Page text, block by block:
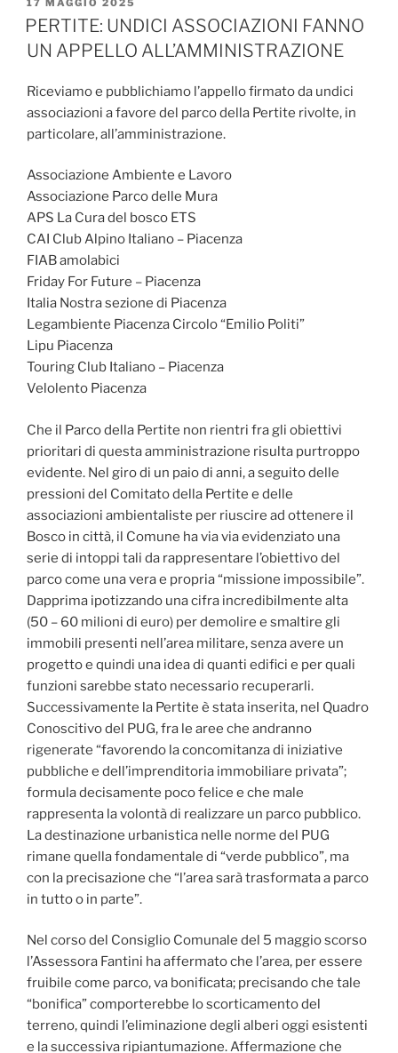
IL
17 MAGGIO 2025
PERTITE: UNDICI ASSOCIAZIONI FANNO
UN APPELLO ALL’AMMINISTRAZIONE
Riceviamo e pubblichiamo l’appello firmato da undici
associazioni a favore del parco della Pertite rivolte, in
particolare, all’amministrazione.
Associazione Ambiente e Lavoro
Associazione Parco delle Mura
APS La Cura del bosco ETS
CAI Club Alpino Italiano – Piacenza
FIAB amolabici
Friday For Future – Piacenza
Italia Nostra sezione di Piacenza
Legambiente Piacenza Circolo “Emilio Politi”
Lipu Piacenza
Touring Club Italiano – Piacenza
Velolento Piacenza
Che il Parco della Pertite non rientri fra gli obiettivi
prioritari di questa amministrazione risulta purtroppo
evidente. Nel giro di un paio di anni, a seguito delle
pressioni del Comitato della Pertite e delle
associazioni ambientaliste per riuscire ad ottenere il
Bosco in città, il Comune ha via via evidenziato una
serie di intoppi tali da rappresentare l’obiettivo del
parco come una vera e propria “missione impossibile”.
Dapprima ipotizzando una cifra incredibilmente alta
(50 – 60 milioni di euro) per demolire e smaltire gli
immobili presenti nell’area militare, senza avere un
progetto e quindi una idea di quanti edifici e per quali
funzioni sarebbe stato necessario recuperarli.
Successivamente la Pertite è stata inserita, nel Quadro
Conoscitivo del PUG, fra le aree che andranno
rigenerate “favorendo la concomitanza di iniziative
pubbliche e dell’imprenditoria immobiliare privata”;
formula decisamente poco felice e che male
rappresenta la volontà di realizzare un parco pubblico.
La destinazione urbanistica nelle norme del PUG
rimane quella fondamentale di “verde pubblico”, ma
con la precisazione che “l’area sarà trasformata a parco
in tutto o in parte”.
Nel corso del Consiglio Comunale del 5 maggio scorso
l’Assessora Fantini ha affermato che l’area, per essere
fruibile come parco, va bonificata; precisando che tale
“bonifica” comporterebbe lo scorticamento del
terreno, quindi l’eliminazione degli alberi oggi esistenti
e la successiva ripiantumazione. Affermazione che